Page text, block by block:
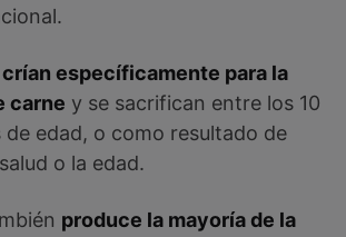
crían específicamente para la
carne y se sacrifican entre los 10
de edad, o como resultado de
o la edad.
produce la mayoría de la